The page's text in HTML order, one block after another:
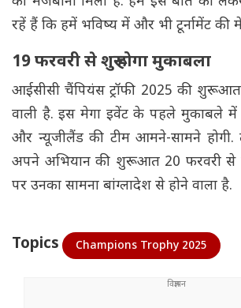
रहें हैं कि हमें भविष्य में और भी टूर्नामेंट की
19 फरवरी से शुरू होगा मुकाबला
आईसीसी चैंपियंस ट्रॉफी 2025 की
वाली है. इस मेगा इवेंट के पहले मुकाबले में
और न्यूजीलैंड की टीम आमने-सामने होगी.
अपने अभियान की शुरूआत 20 फरवरी से
पर उनका सामना बांग्लादेश से होने वाला है.
Topics Champions Trophy 2025